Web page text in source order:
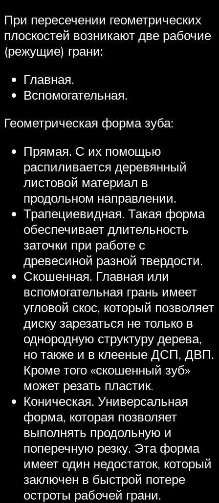
При пересечении геометрических
плоскостей возникают две рабочие
(режущие) грани:
Главная.
Вспомогательная.
Геометрическая форма зуба:
Прямая. С их помощью
распиливается деревянный
листовой материал в
продольном направлении.
Трапециевидная. Такая форма
обеспечивает длительность
заточки при работе с
древесиной разной твердости.
Скошенная. Главная или
вспомогательная грань имеет
угловой скос, который позволяет
диску зарезаться не только в
однородную структуру дерева,
но также и в клееные ДСП, ДВП.
Кроме того «скошенный зуб»
может резать пластик.
Коническая. Универсальная
форма, которая позволяет
выполнять продольную и
поперечную резку. Эта форма
имеет один недостаток, который
заключен в быстрой потере
остроты рабочей грани.